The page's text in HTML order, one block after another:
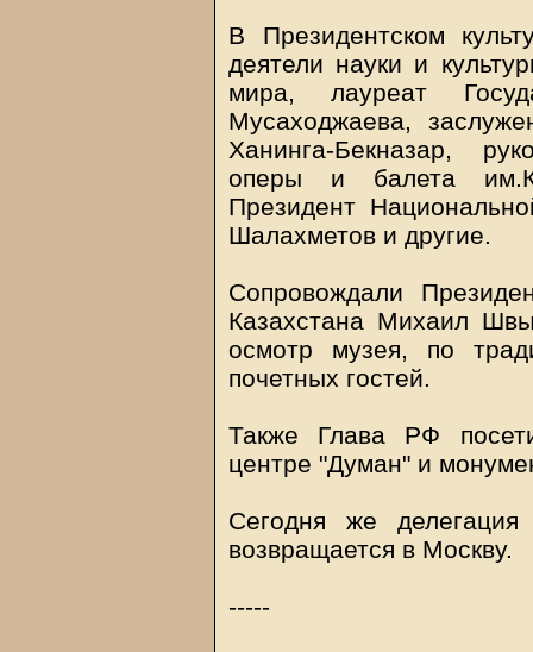
В Президентском
деятели науки и
мира, лауреат
Мусаходжаева,
Ханинга-Бекназар,
оперы и балета
Президент
Шалахметов и другие.
Сопровождали
Казахстана Михаил
осмотр музея, по
почетных гостей.
Также Глава РФ
центре "Думан" и
Сегодня же
возвращается в Москву.
-----